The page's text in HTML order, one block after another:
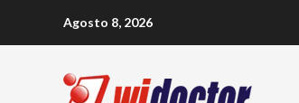
Agosto 8, 2026